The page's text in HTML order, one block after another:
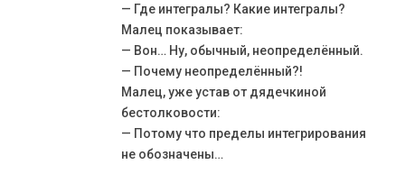
— Где интегралы? Какие интегралы?
Малец показывает:
— Вон… Ну, обычный, неопределённый.
— Почему неопределённый?!
Малец, уже устав от дядечкиной
бестолковости:
— Потому что пределы интегрирования
не обозначены…